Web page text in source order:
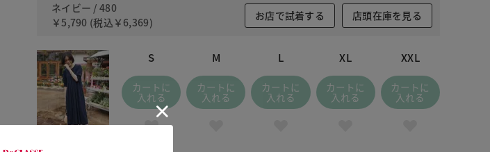
ネイビー / 480
￥5,790 (税込 ￥6,369)
お店で試着する 店頭在庫を見る
S
カートに
入れる
M
カートに
入れる
L
カートに
入れる
XL
カートに
入れる
XXL
カートに
入れる